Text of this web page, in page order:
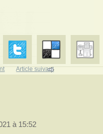
Article suivant
à 15:52